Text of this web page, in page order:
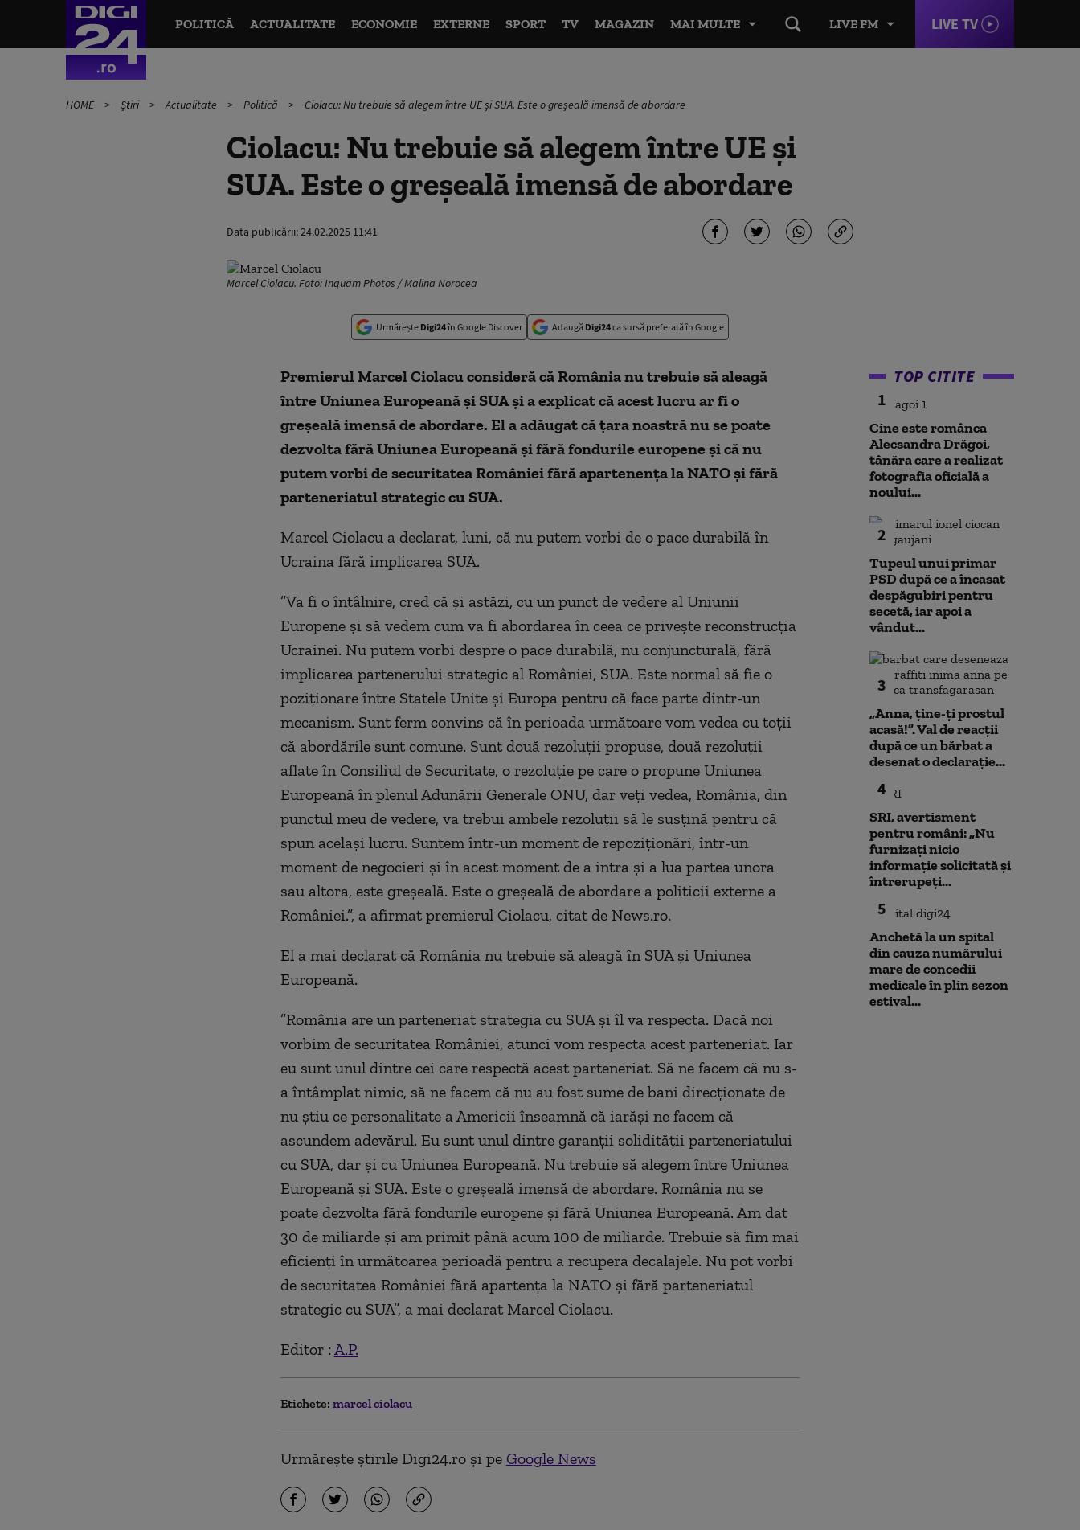
LIVE FM LIVE TV
POLITICĂ ACTUALITATE ECONOMIE EXTERNE SPORT TV MAGAZIN MAI MULTE
HOME Știri Actualitate Politică Ciolacu: Nu trebuie să alegem între UE şi SUA. Este o greşeală imensă de abordare
Ciolacu: Nu trebuie să alegem între UE şi
SUA. Este o greşeală imensă de abordare
Data publicării:24.02.2025 11:41
Marcel Ciolacu. Foto: Inquam Photos / Malina Norocea
Urmărește Digi24în Google Discover Adaugă Digi24ca sursă preferată în Google
Premierul Marcel Ciolacu consideră că România nu trebuie să aleagă
între Uniunea Europeană şi SUA şi a explicat că acest lucru ar fi o
greşeală imensă de abordare. El a adăugat că ţara noastră nu se poate
dezvolta fără Uniunea Europeană şi fără fondurile europene şi că nu
putem vorbi de securitatea României fără apartenenţa la NATO şi fără
parteneriatul strategic cu SUA.
Marcel Ciolacu a declarat, luni, că nu putem vorbi de o pace durabilă în
Ucraina fără implicarea SUA.
”Va fi o întâlnire, cred că şi astăzi, cu un punct de vedere al Uniunii
Europene şi să vedem cum va fi abordarea în ceea ce priveşte reconstrucţia
Ucrainei. Nu putem vorbi despre o pace durabilă, nu conjuncturală, fără
implicarea partenerului strategic al României, SUA. Este normal să fie o
poziţionare între Statele Unite şi Europa pentru că face parte dintr-un
mecanism. Sunt ferm convins că în perioada următoare vom vedea cu toţii
că abordările sunt comune. Sunt două rezoluţii propuse, două rezoluţii
aflate în Consiliul de Securitate, o rezoluţie pe care o propune Uniunea
Europeană în plenul Adunării Generale ONU, dar veţi vedea, România, din
punctul meu de vedere, va trebui ambele rezoluţii să le susţină pentru că
spun acelaşi lucru. Suntem într-un moment de repoziţionări, într-un
moment de negocieri şi în acest moment de a intra şi a lua partea unora
sau altora, este greşeală. Este o greşeală de abordare a politicii externe a
României.”, a afirmat premierul Ciolacu, citat de News.ro.
El a mai declarat că România nu trebuie să aleagă în SUA şi Uniunea
Europeană.
”România are un parteneriat strategia cu SUA şi îl va respecta. Dacă noi
vorbim de securitatea României, atunci vom respecta acest parteneriat. Iar
eu sunt unul dintre cei care respectă acest parteneriat. Să ne facem că nu s-
a întâmplat nimic, să ne facem că nu au fost sume de bani direcţionate de
nu ştiu ce personalitate a Americii înseamnă că iarăşi ne facem că
ascundem adevărul. Eu sunt unul dintre garanţii solidităţii parteneriatului
cu SUA, dar şi cu Uniunea Europeană. Nu trebuie să alegem între Uniunea
Europeană şi SUA. Este o greşeală imensă de abordare. România nu se
poate dezvolta fără fondurile europene şi fără Uniunea Europeană. Am dat
30 de miliarde şi am primit până acum 100 de miliarde. Trebuie să fim mai
eficienţi în următoarea perioadă pentru a recupera decalajele. Nu pot vorbi
de securitatea României fără apartenţa la NATO şi fără parteneriatul
strategic cu SUA”, a mai declarat Marcel Ciolacu.
Editor : A.P.
Etichete: marcel ciolacu
Urmărește știrile Digi24.ro și pe Google News
TOP CITITE
1
Cine este românca
Alecsandra Drăgoi,
tânăra care a realizat
fotografia oficială a
noului...
2
Tupeul unui primar
PSD după ce a încasat
despăgubiri pentru
secetă, iar apoi a
vândut...
3
„Anna, ţine-ţi prostul
acasă!”. Val de reacții
după ce un bărbat a
desenat o declarație...
4
SRI, avertisment
pentru români: „Nu
furnizați nicio
informație solicitată și
întrerupeți...
5
Anchetă la un spital
din cauza numărului
mare de concedii
medicale în plin sezon
estival...